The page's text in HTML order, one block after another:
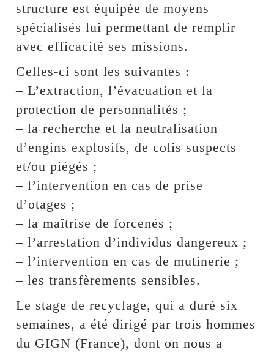
structure est équipée de moyens
spécialisés lui permettant de remplir
avec efficacité ses missions.
Celles-ci sont les suivantes :
– L’extraction, l’évacuation et la
protection de personnalités ;
– la recherche et la neutralisation
d’engins explosifs, de colis suspects
et/ou piégés ;
– l’intervention en cas de prise
d’otages ;
– la maîtrise de forcenés ;
– l’arrestation d’individus dangereux ;
– l’intervention en cas de mutinerie ;
– les transfèrements sensibles.
Le stage de recyclage, qui a duré six
semaines, a été dirigé par trois hommes
du GIGN (France), dont on nous a